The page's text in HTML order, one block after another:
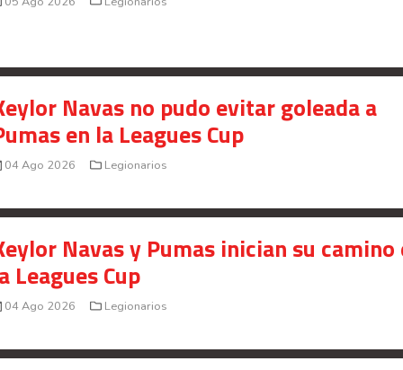
presunto fraude en bienes gananciales
Your Add Here !!
Navas no pudo evitar goleada a
en la Leagues Cup
04 Ago 2026 Legionarios
Navas y Pumas inician su camino
Leagues Cup
04 Ago 2026 Legionarios